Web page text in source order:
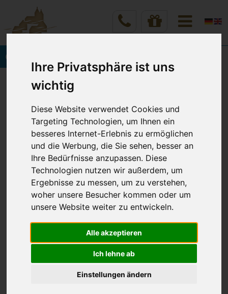
Ihre Privatsphäre ist uns
wichtig
Diese Website verwendet Cookies und
Targeting Technologien, um Ihnen ein
besseres Internet-Erlebnis zu ermöglichen
und die Werbung, die Sie sehen, besser an
Ihre Bedürfnisse anzupassen. Diese
Technologien nutzen wir außerdem, um
Ergebnisse zu messen, um zu verstehen,
woher unsere Besucher kommen oder um
unsere Website weiter zu entwickeln.
Alle akzeptieren
Ich lehne ab
Einstellungen ändern
Onlinebuchung
Vineta Hotels Usedom
Rund um Ihren Wohlfühlurlaub
WAS SIE VOR IHRER
ANREISE WISSEN SOLLTEN
Check-In
Die Zimmer stehen Ihnen ab 15.00 Uhr zur
Verfügung. Sollten Sie nach 18.00 Uhr anreisen,
informieren Sie uns bitte rechtzeitig. Wer sein